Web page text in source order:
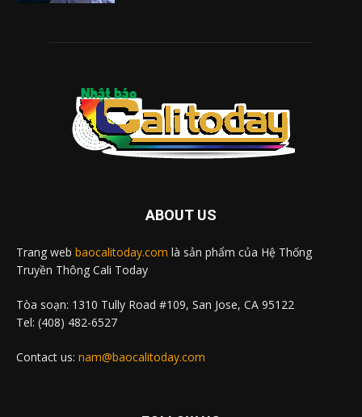
ABOUT US
Trang web baocalitoday.com là sản phẩm của Hệ Thống
Truyền Thông Cali Today
Tòa soạn: 1310 Tully Road #109, San Jose, CA 95122
Tel: (408) 482-6527
Contact us: nam@baocalitoday.com